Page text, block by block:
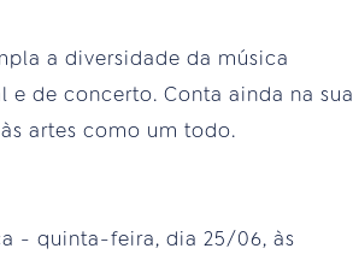
a diversidade da música
de concerto. Conta ainda na sua
artes como um todo.
- quinta-feira, dia 25/06, às